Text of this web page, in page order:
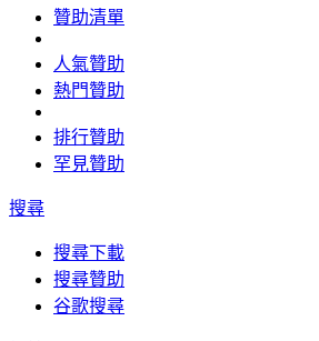
贊助清單
人氣贊助
熱門贊助
排行贊助
罕見贊助
搜尋
搜尋下載
搜尋贊助
谷歌搜尋